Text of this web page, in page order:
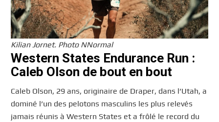
Kilian Jornet. Photo NNormal
Western States Endurance Run :
Caleb Olson de bout en bout
Caleb Olson, 29 ans, originaire de Draper, dans l’Utah, a
dominé l’un des pelotons masculins les plus relevés
jamais réunis à Western States et a frôlé le record du